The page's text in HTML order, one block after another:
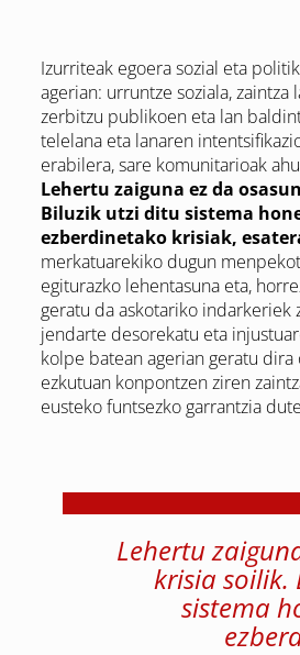
Izurriteak egoera sozial eta
agerian: urruntze soziala, zaintza
zerbitzu publikoen eta lan
telelana eta lanaren
erabilera, sare komunitarioak
Lehertu zaiguna ez da
Biluzik utzi ditu sistema
ezberdinetako krisiak,
merkatuarekiko dugun
egiturazko lehentasuna eta,
geratu da askotariko indarkeriek
jendarte desorekatu eta
kolpe batean agerian geratu dira
ezkutuan konpontzen ziren
eusteko funtsezko garrantzia
Lehertu
krisia soilik.
sistema